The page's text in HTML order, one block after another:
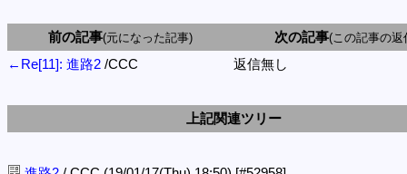
前の記事(元になった記事) 次の記事(この記事の返
←Re[11]: 進路2 /CCC 返信無し
上記関連ツリー